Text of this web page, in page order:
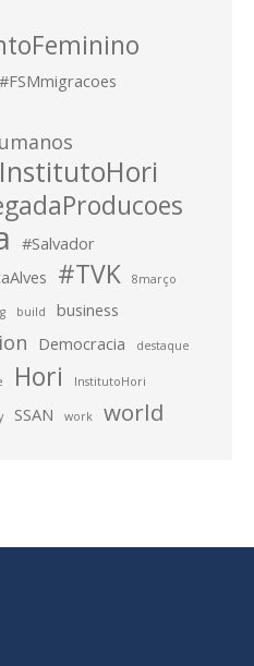
#FSMmigracoes
#Salvador
#TVK 8março
build business
Democracia destaque
Hori InstitutoHori
SSAN work world